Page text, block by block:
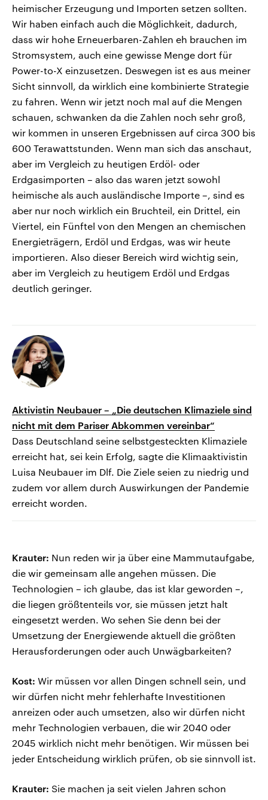
heimischer Erzeugung und Importen setzen sollten.
Wir haben einfach auch die Möglichkeit, dadurch,
dass wir hohe Erneuerbaren-Zahlen eh brauchen im
Stromsystem, auch eine gewisse Menge dort für
Power-to-X einzusetzen. Deswegen ist es aus meiner
Sicht sinnvoll, da wirklich eine kombinierte Strategie
zu fahren. Wenn wir jetzt noch mal auf die Mengen
schauen, schwanken da die Zahlen noch sehr groß,
wir kommen in unseren Ergebnissen auf circa 300 bis
600 Terawattstunden. Wenn man sich das anschaut,
aber im Vergleich zu heutigen Erdöl- oder
Erdgasimporten – also das waren jetzt sowohl
heimische als auch ausländische Importe –, sind es
aber nur noch wirklich ein Bruchteil, ein Drittel, ein
Viertel, ein Fünftel von den Mengen an chemischen
Energieträgern, Erdöl und Erdgas, was wir heute
importieren. Also dieser Bereich wird wichtig sein,
aber im Vergleich zu heutigem Erdöl und Erdgas
deutlich geringer.
Aktivistin Neubauer – „Die deutschen Klimaziele sind
nicht mit dem Pariser Abkommen vereinbar“
Dass Deutschland seine selbstgesteckten Klimaziele
erreicht hat, sei kein Erfolg, sagte die Klimaaktivistin
Luisa Neubauer im Dlf. Die Ziele seien zu niedrig und
zudem vor allem durch Auswirkungen der Pandemie
erreicht worden.
Krauter: Nun reden wir ja über eine Mammutaufgabe,
die wir gemeinsam alle angehen müssen. Die
Technologien – ich glaube, das ist klar geworden –,
die liegen größtenteils vor, sie müssen jetzt halt
eingesetzt werden. Wo sehen Sie denn bei der
Umsetzung der Energiewende aktuell die größten
Herausforderungen oder auch Unwägbarkeiten?
Kost: Wir müssen vor allen Dingen schnell sein, und
wir dürfen nicht mehr fehlerhafte Investitionen
anreizen oder auch umsetzen, also wir dürfen nicht
mehr Technologien verbauen, die wir 2040 oder
2045 wirklich nicht mehr benötigen. Wir müssen bei
jeder Entscheidung wirklich prüfen, ob sie sinnvoll ist.
Krauter: Sie machen ja seit vielen Jahren schon